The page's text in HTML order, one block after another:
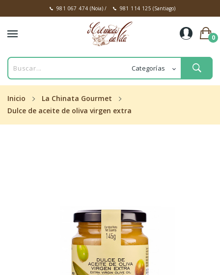
981 067 474 (Noia)/ 981 114 125 (Santiago)
0
Inicio
La Chinata Gourmet
Dulce de aceite de oliva virgen extra